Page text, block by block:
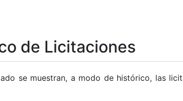
de Licitaciones
se muestran, a modo de histórico, las